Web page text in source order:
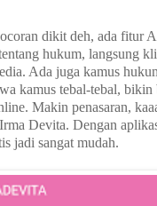
dikit deh, ada fitur
hukum, langsung
Ada juga kamus
kamus tebal-tebal, bikin
Makin penasaran,
Devita. Dengan
jadi sangat mudah.